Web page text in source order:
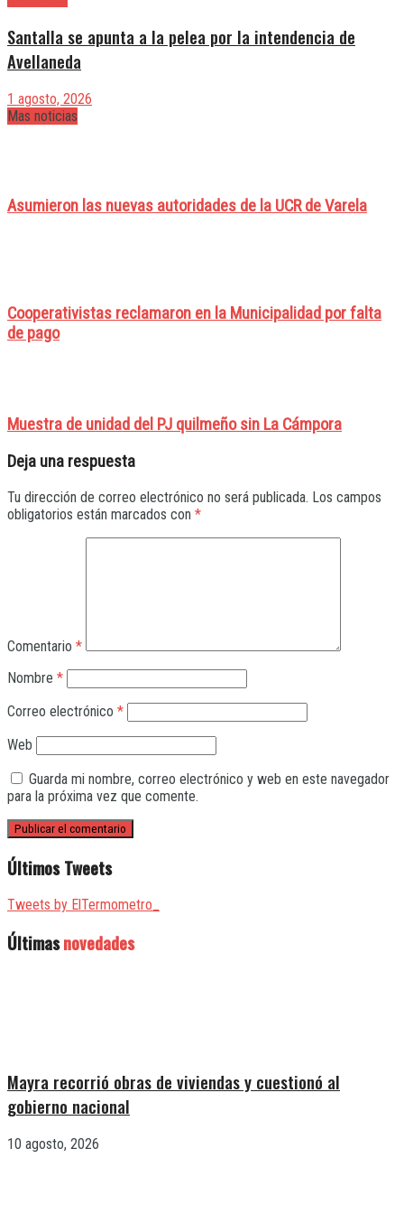
Santalla se apunta a la pelea por la intendencia de
Avellaneda
1 agosto, 2026
Mas noticias
Asumieron las nuevas autoridades de la UCR de Varela
Cooperativistas reclamaron en la Municipalidad por falta
de pago
Muestra de unidad del PJ quilmeño sin La Cámpora
Deja una respuesta
Tu dirección de correo electrónico no será publicada. Los campos
obligatorios están marcados con *
Comentario *
Nombre *
Correo electrónico *
Web
Guarda mi nombre, correo electrónico y web en este navegador
para la próxima vez que comente.
Últimos Tweets
Tweets by ElTermometro_
Últimasnovedades
Mayra recorrió obras de viviendas y cuestionó al
gobierno nacional
10 agosto, 2026